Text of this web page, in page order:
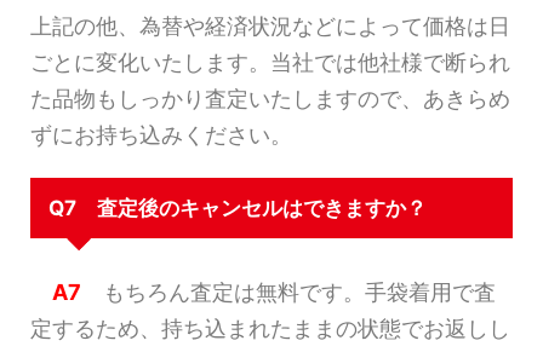
上記の他、為替や経済状況などによって価格は日
ごとに変化いたします。当社では他社様で断られ
た品物もしっかり査定いたしますので、あきらめ
ずにお持ち込みください。
Q7 査定後のキャンセルはできますか？
A7 もちろん査定は無料です。手袋着用で査
定するため、持ち込まれたままの状態でお返しし